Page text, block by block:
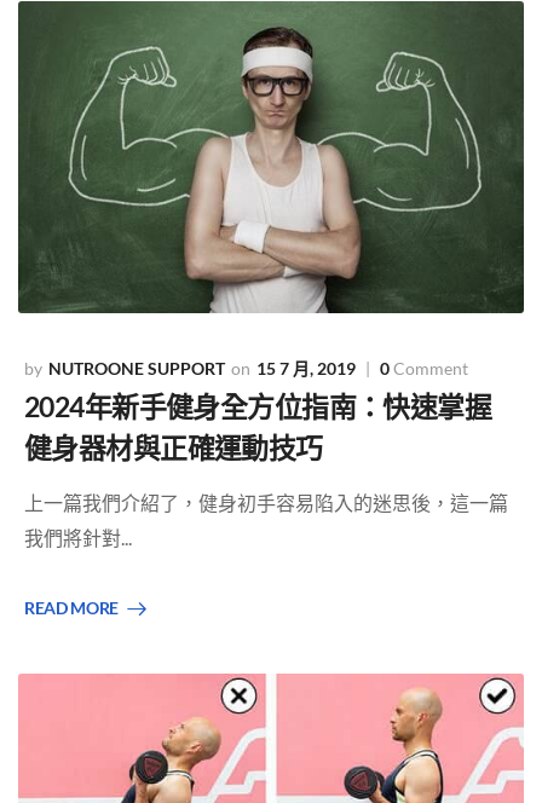
NUTROONE SUPPORT 15 7 月, 2019 0Comment
2024年新手健身全方位指南：快速掌握
健身器材與正確運動技巧
上一篇我們介紹了，健身初手容易陷入的迷思後，這一篇
我們將針對...
READ MORE